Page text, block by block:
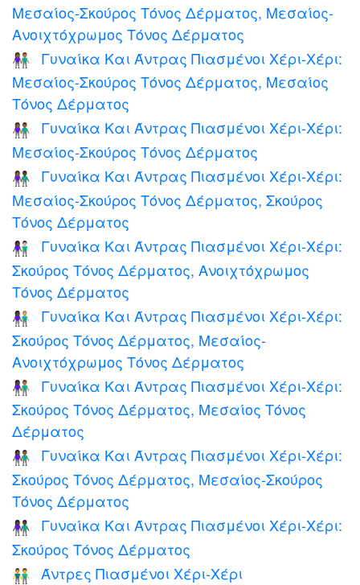
Μεσαίος-Σκούρος Τόνος Δέρματος, Μεσαίος-
Ανοιχτόχρωμος Τόνος Δέρματος
👩🏾‍🤝‍👨🏽
Γυναίκα Και Άντρας Πιασμένοι Χέρι-Χέρι:
Μεσαίος-Σκούρος Τόνος Δέρματος, Μεσαίος
Τόνος Δέρματος
👫🏾
Γυναίκα Και Άντρας Πιασμένοι Χέρι-Χέρι:
Μεσαίος-Σκούρος Τόνος Δέρματος
👩🏾‍🤝‍👨🏿
Γυναίκα Και Άντρας Πιασμένοι Χέρι-Χέρι:
Μεσαίος-Σκούρος Τόνος Δέρματος, Σκούρος
Τόνος Δέρματος
👩🏿‍🤝‍👨🏻
Γυναίκα Και Άντρας Πιασμένοι Χέρι-Χέρι:
Σκούρος Τόνος Δέρματος, Ανοιχτόχρωμος
Τόνος Δέρματος
👩🏿‍🤝‍👨🏼
Γυναίκα Και Άντρας Πιασμένοι Χέρι-Χέρι:
Σκούρος Τόνος Δέρματος, Μεσαίος-
Ανοιχτόχρωμος Τόνος Δέρματος
👩🏿‍🤝‍👨🏽
Γυναίκα Και Άντρας Πιασμένοι Χέρι-Χέρι:
Σκούρος Τόνος Δέρματος, Μεσαίος Τόνος
Δέρματος
👩🏿‍🤝‍👨🏾
Γυναίκα Και Άντρας Πιασμένοι Χέρι-Χέρι:
Σκούρος Τόνος Δέρματος, Μεσαίος-Σκούρος
Τόνος Δέρματος
👫🏿
Γυναίκα Και Άντρας Πιασμένοι Χέρι-Χέρι:
Σκούρος Τόνος Δέρματος
👬 Άντρες Πιασμένοι Χέρι-Χέρι